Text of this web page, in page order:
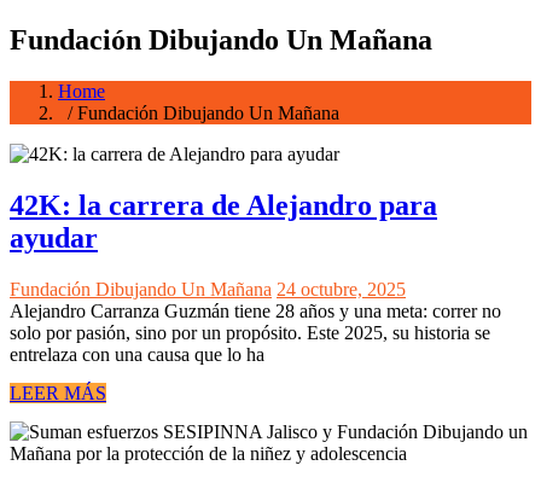
Fundación Dibujando Un Mañana
Home
/ Fundación Dibujando Un Mañana
42K: la carrera de Alejandro para
ayudar
Fundación Dibujando Un Mañana 24 octubre, 2025
Alejandro Carranza Guzmán tiene 28 años y una meta: correr no
solo por pasión, sino por un propósito. Este 2025, su historia se
entrelaza con una causa que lo ha
LEER MÁS